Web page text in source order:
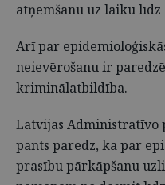
atņemšanu uz laiku
Arī par
neievērošanu ir
kriminālatbildība.
Latvijas Administratīvo
pants paredz, ka par
prasību pārkāpšanu